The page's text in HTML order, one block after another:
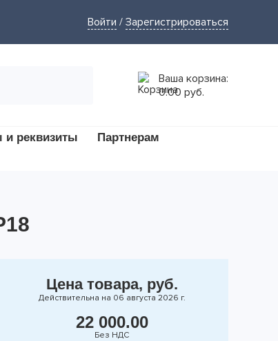
Войти / Зарегистрироваться
Ваша корзина:
0.00 руб.
и реквизиты
Партнерам
Цена товара, руб.
Действительна на 06 августа 2026 г.
22 000.00
Без НДС